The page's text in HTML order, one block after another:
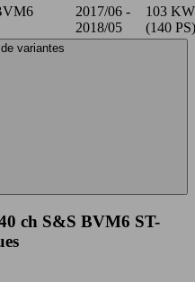
2017/06 -
2018/05
103 KW
(140 PS)
variantes
ch S&S BVM6 ST-